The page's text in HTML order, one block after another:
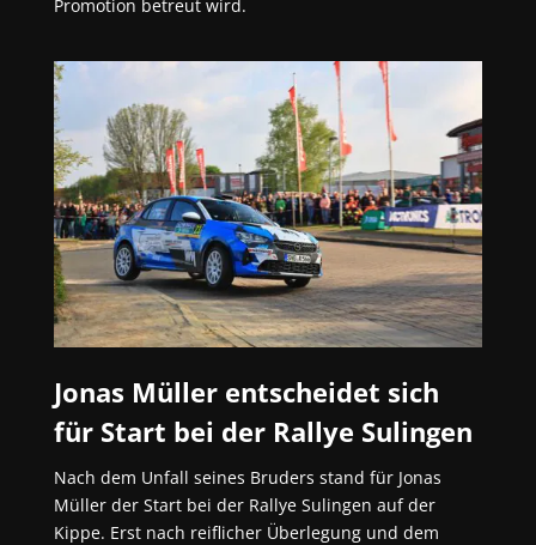
Promotion betreut wird.
Jonas Müller entscheidet sich
für Start bei der Rallye Sulingen
Nach dem Unfall seines Bruders stand für Jonas
Müller der Start bei der Rallye Sulingen auf der
Kippe. Erst nach reiflicher Überlegung und dem